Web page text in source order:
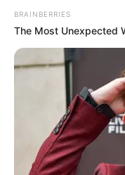
BRAINBERRIES
The Most Unexpected